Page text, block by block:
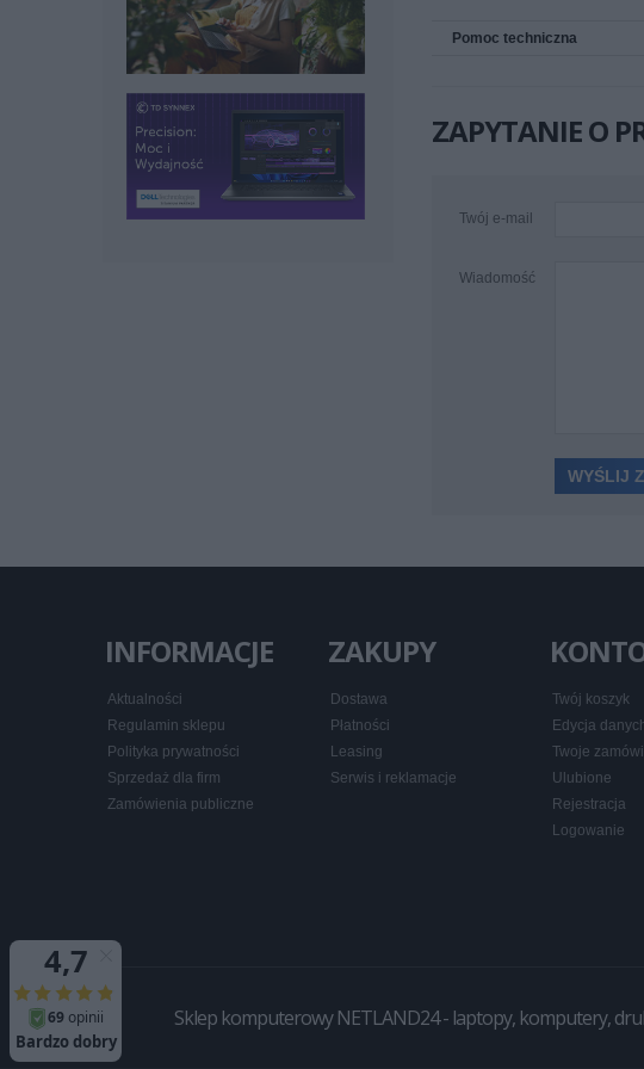
Pomoc techniczna
ZAPYTANIE O
Twój e-mail
Wiadomość
INFORMACJE
Aktualności
Regulamin sklepu
Polityka prywatności
Sprzedaż dla firm
Zamówienia publiczne
ZAKUPY
Dostawa
Płatności
Leasing
Serwis i reklamacje
Twój koszyk
Edycja
Twoje
Ulubione
Rejestracja
Logowanie
Sklep komputerowy NETLAND24 - laptopy, komputery,